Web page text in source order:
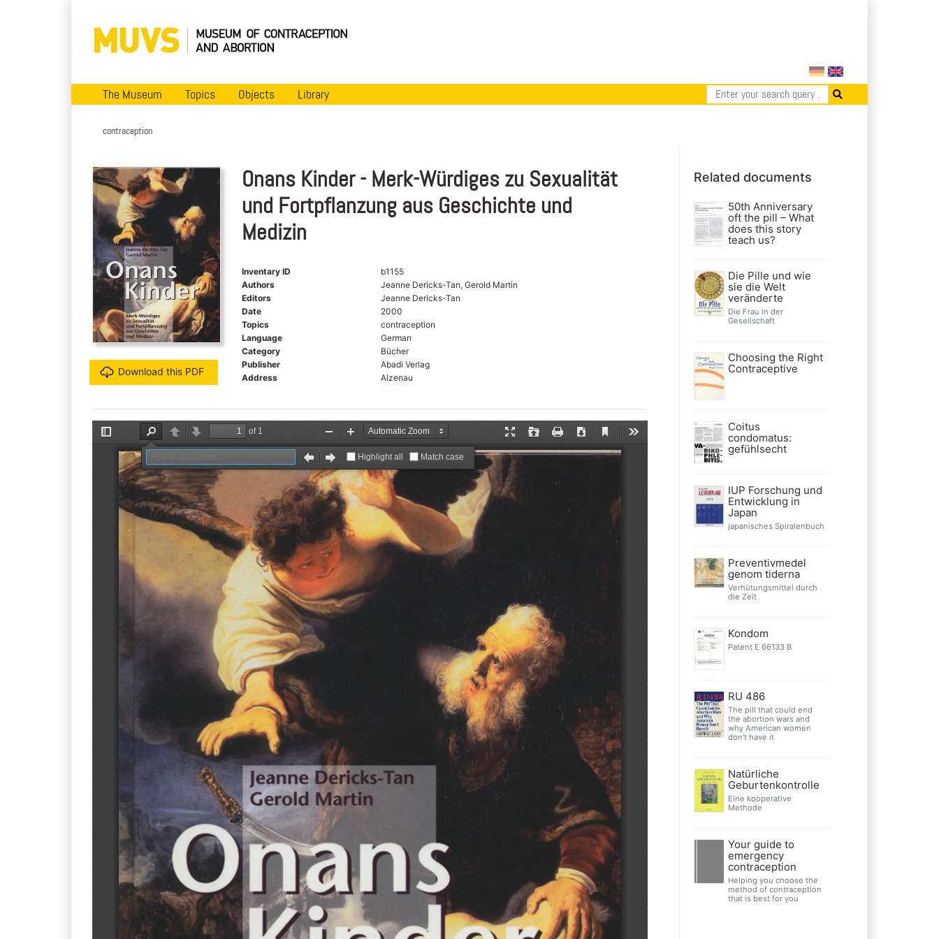
The Museum Topics Objects Library
contraception
Download this PDF
Onans Kinder - Merk-Würdiges zu Sexualität
und Fortpflanzung aus Geschichte und
Medizin
Inventary ID
b1155
Authors
Jeanne Dericks-Tan, Gerold Martin
Editors
Jeanne Dericks-Tan
Date
2000
Topics
contraception
Language
German
Category
Bücher
Publisher
Abadi Verlag
Address
Alzenau
Related documents
50th Anniversary
oft the pill – What
does this story
teach us?
Die Pille und wie
sie die Welt
veränderte
Die Frau in der
Gesellschaft
Choosing the Right
Contraceptive
Coitus
condomatus:
gefühlsecht
IUP Forschung und
Entwicklung in
Japan
japanisches Spiralenbuch
Preventivmedel
genom tiderna
Verhütungsmittel durch
die Zeit
Kondom
Patent E 66133 B
RU 486
The pill that could end
the abortion wars and
why American women
don't have it
Natürliche
Geburtenkontrolle
Eine kooperative
Methode
Your guide to
emergency
contraception
Helping you choose the
method of contraception
that is best for you